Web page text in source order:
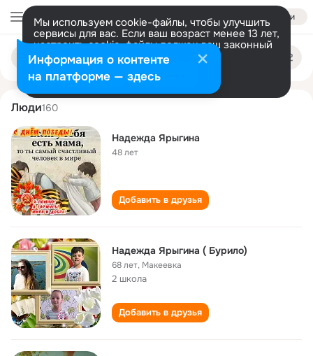
Войти
Мы используем cookie-файлы, чтобы улучшить
сервисы для вас. Если ваш возраст менее 13 лет,
настроить cookie-файлы должен ваш законный
представитель. Больше информации
Разрешить все Настроить
Поиск
людям
nadezhda yarygina
Люди160
Надежда Ярыгина
48 лет
Добавить в друзья
Надежда Ярыгина ( Бурило)
68 лет, Макеевка
2 школа
Добавить в друзья
Информация о контенте
на платформе — здесь